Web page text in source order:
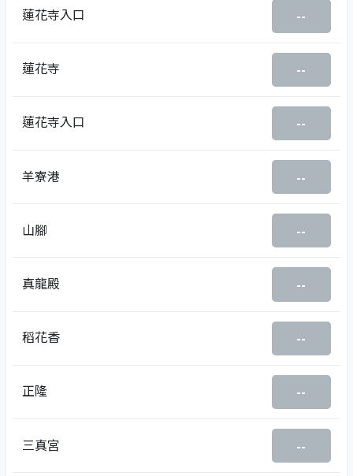
蓮花寺入口 --
蓮花寺 --
蓮花寺入口 --
羊寮港 --
山腳 --
真龍殿 --
稻花香 --
正隆 --
三真宮 --